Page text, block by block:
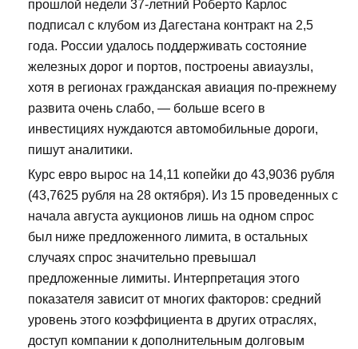
прошлой недели 37-летний Роберто Карлос
подписал с клубом из Дагестана контракт на 2,5
года. России удалось поддерживать состояние
железных дорог и портов, построены авиаузлы,
хотя в регионах гражданская авиация по-прежнему
развита очень слабо, — больше всего в
инвестициях нуждаются автомобильные дороги,
пишут аналитики.
Курс евро вырос на 14,11 копейки до 43,9036 рубля
(43,7625 рубля на 28 октября). Из 15 проведенных с
начала августа аукционов лишь на одном спрос
был ниже предложенного лимита, в остальных
случаях спрос значительно превышал
предложенные лимиты. Интерпретация этого
показателя зависит от многих факторов: средний
уровень этого коэффициента в других отраслях,
доступ компании к дополнительным долговым